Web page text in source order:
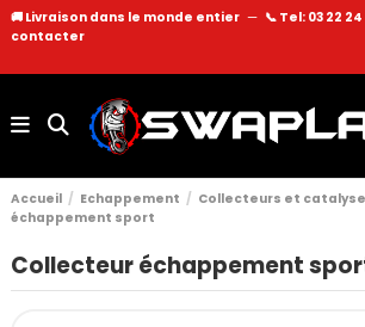
🚚 Livraison dans le monde entier — 📞 Tel: 03 22 24
contacter
Accueil Echappement Collecteurs et
échappement sport
Collecteur échappement